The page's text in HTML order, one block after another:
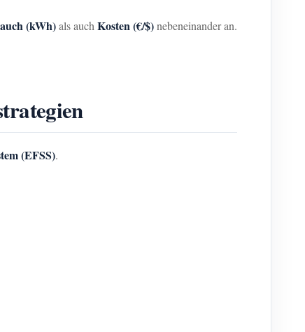
(kWh)als auch Kosten (€/$)nebeneinander an.
(EFSS).